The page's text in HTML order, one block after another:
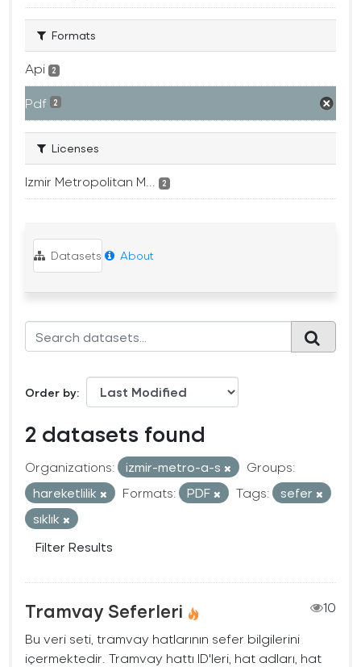
Formats
Api 2
Pdf 2
Licenses
Izmir Metropolitan M... 2
Datasets About
Order by
2 datasets found
Organizations: izmir-metro-a-s
Groups:
hareketlilik
Formats: PDF Tags:
sefer
sıklık
Filter Results
Tramvay Seferleri
10
Bu veri seti, tramvay hatlarının sefer bilgilerini
içermektedir. Tramvay hattı ID'leri, hat adları, hat